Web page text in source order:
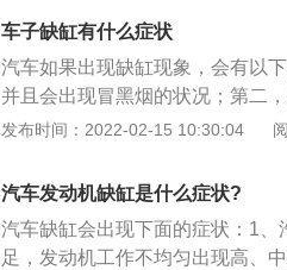
话，就会开始暴抖，甚至会无法
的寿命和驾驶的安全。气缸就是
机件，涡轮机、旋转活塞式发动
车子缺缸有什么症状
汽车如果出现缺缸现象，会有以
并且会出现冒黑烟的状况；第二
的现象；第三，会出现车辆严重
时，会带来很大的危害，比如，
汽车的燃料消耗增大，并且增加
运转部件，使润滑油的使用寿命
发布时间：2022-02-15 10:30:04
汽车发动机缺缸是什么症状?
汽车缺缸会出现下面的症状：1
足，发动机工作不均匀出现高、